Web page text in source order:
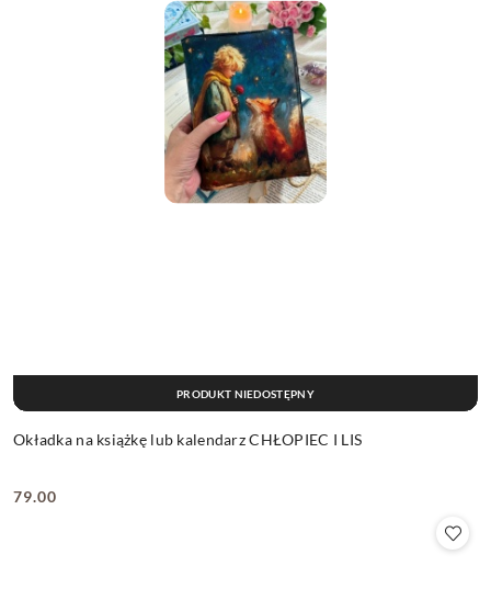
Okładka na książkę lub kalendarz CHŁOPIEC I LIS
Cena:
79.00
PRODUKT NIEDOSTĘPNY